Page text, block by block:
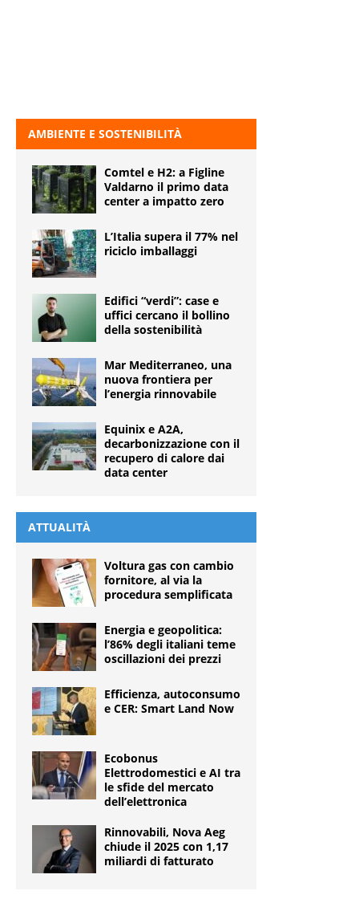
AMBIENTE E SOSTENIBILITÀ
Comtel e H2: a Figline
Valdarno il primo data
center a impatto zero
L’Italia supera il 77% nel
riciclo imballaggi
Edifici “verdi”: case e
uffici cercano il bollino
della sostenibilità
Mar Mediterraneo, una
nuova frontiera per
l’energia rinnovabile
Equinix e A2A,
decarbonizzazione con il
recupero di calore dai
data center
ATTUALITÀ
Voltura gas con cambio
fornitore, al via la
procedura semplificata
Energia e geopolitica:
l’86% degli italiani teme
oscillazioni dei prezzi
Efficienza, autoconsumo
e CER: Smart Land Now
Ecobonus
Elettrodomestici e AI tra
le sfide del mercato
dell’elettronica
Rinnovabili, Nova Aeg
chiude il 2025 con 1,17
miliardi di fatturato